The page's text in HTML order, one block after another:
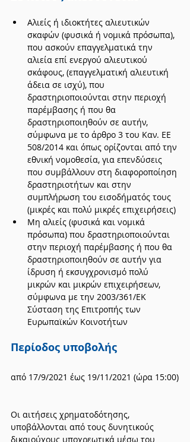
Αλιείς ή ιδιοκτήτες αλιευτικών
σκαφών (φυσικά ή νομικά πρόσωπα),
που ασκούν επαγγελματικά την
αλιεία επί ενεργού αλιευτικού
σκάφους, (επαγγελματική αλιευτική
άδεια σε ισχύ), που
δραστηριοποιούνται στην περιοχή
παρέμβασης ή που θα
δραστηριοποιηθούν σε αυτήν,
σύμφωνα με το άρθρο 3 του Καν. ΕΕ
508/2014 και όπως ορίζονται από την
εθνική νομοθεσία, για επενδύσεις
που συμβάλλουν στη διαφοροποίηση
δραστηριοτήτων και στην
συμπλήρωση του εισοδήματός τους
(μικρές και πολύ μικρές επιχειρήσεις)
Μη αλιείς (φυσικά και νομικά
πρόσωπα) που δραστηριοποιούνται
στην περιοχή παρέμβασης ή που θα
δραστηριοποιηθούν σε αυτήν για
ίδρυση ή εκσυγχρονισμό πολύ
μικρών και μικρών επιχειρήσεων,
σύμφωνα με την 2003/361/ΕΚ
Σύσταση της Επιτροπής των
Ευρωπαϊκών Κοινοτήτων
Περίοδος υποβολής
από 17/9/2021 έως 19/11/2021 (ώρα 15:00)
Οι αιτήσεις χρηματοδότησης,
υποβάλλονται από τους δυνητικούς
δικαιούχους υποχρεωτικά μέσω του